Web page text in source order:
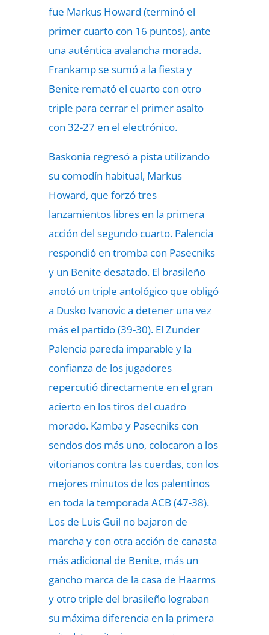
fue Markus Howard (terminó el
primer cuarto con 16 puntos), ante
una auténtica avalancha morada.
Frankamp se sumó a la fiesta y
Benite remató el cuarto con otro
triple para cerrar el primer asalto
con 32-27 en el electrónico.
Baskonia regresóa pista utilizando
su comodín habitual, Markus
Howard, que forzó tres
lanzamientos libres en la primera
acción del segundo cuarto. Palencia
respondió en tromba con Pasecniks
y un Benite desatado. El brasileño
anotó un triple antológico que obligó
a Dusko Ivanovic a detener una vez
más el partido (39-30). El Zunder
Palencia parecía imparable y la
confianza de los jugadores
repercutió directamente en el gran
acierto en los tiros del cuadro
morado. Kamba y Pasecniks con
sendos dos más uno, colocaron a los
vitorianos contra las cuerdas, con los
mejores minutos de los palentinos
en toda la temporada ACB (47-38).
Los de Luis Guil no bajaron de
marcha y con otra acción de canasta
más adicional de Benite, más un
gancho marca de la casa de Haarms
y otro triple del brasileño lograban
su máxima diferencia en la primera